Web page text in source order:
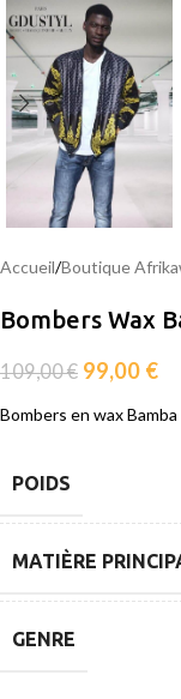
Accueil/Boutique
Bombers Wax
109,00€ 99,00 €
Bombers en wax Bamba
POIDS
MATIÈRE
GENRE